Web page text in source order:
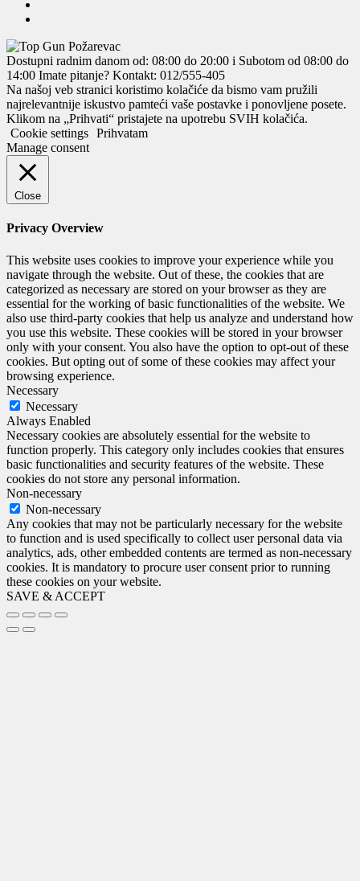
Dostupni radnim danom od: 08:00 do 20:00 i Subotom od 08:00 do
14:00 Imate pitanje? Kontakt: 012/555-405
Na našoj veb stranici koristimo kolačiće da bismo vam pružili
najrelevantnije iskustvo pamteći vaše postavke i ponovljene posete.
Klikom na „Prihvati“ pristajete na upotrebu SVIH kolačića.
Cookie settings Prihvatam
Manage consent
Close
Privacy Overview
This website uses cookies to improve your experience while you
navigate through the website. Out of these, the cookies that are
categorized as necessary are stored on your browser as they are
essential for the working of basic functionalities of the website. We
also use third-party cookies that help us analyze and understand how
you use this website. These cookies will be stored in your browser
only with your consent. You also have the option to opt-out of these
cookies. But opting out of some of these cookies may affect your
browsing experience.
Necessary
Necessary
Always Enabled
Necessary cookies are absolutely essential for the website to
function properly. This category only includes cookies that ensures
basic functionalities and security features of the website. These
cookies do not store any personal information.
Non-necessary
Non-necessary
Any cookies that may not be particularly necessary for the website
to function and is used specifically to collect user personal data via
analytics, ads, other embedded contents are termed as non-necessary
cookies. It is mandatory to procure user consent prior to running
these cookies on your website.
SAVE & ACCEPT